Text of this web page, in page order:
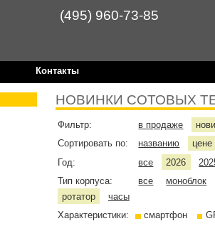
(495) 960-73-85
Контакты
НОВИНКИ СОТОВЫХ
Фильтр: в продаже
Сортировать по:
названию
цене
Год:
все 2026
Тип корпуса:
все
моноблок
ротатор
часы
Характеристики:
смартфон